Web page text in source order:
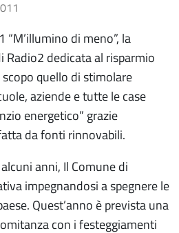
di meno”, la
Radio2 dedicata al risparmio
quello di stimolare
aziende e tutte le case
energetico” grazie
da fonti rinnovabili.
anni, Il Comune di
impegnandosi a spegnere le
Quest’anno è prevista una
con i festeggiamenti